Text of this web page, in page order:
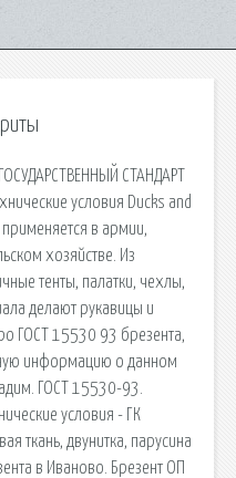
СТАНДАРТ
условия Ducks and
в армии,
хозяйстве. Из
тенты, палатки, чехлы,
делают рукавицы и
ГОСТ 15530 93 брезента,
информацию о данном
ГОСТ 15530-93.
условия - ГК
ткань, двунитка, парусина
в Иваново. Брезент ОП